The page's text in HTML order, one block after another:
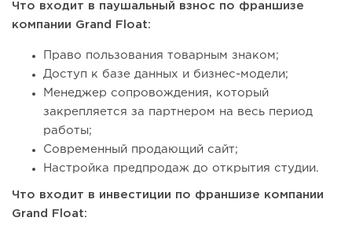
Что входит в паушальный взнос по франшизе
компании Grand Float:
Право пользования товарным знаком;
Доступ к базе данных и бизнес-модели;
Менеджер сопровождения, который
закрепляется за партнером на весь период
работы;
Современный продающий сайт;
Настройка предпродаж до открытия студии.
Что входит в инвестиции по франшизе компании
Grand Float: